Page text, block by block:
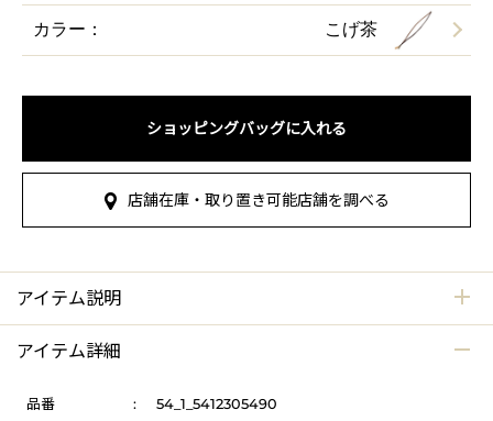
カラー： こげ茶
ショッピングバッグに入れる
店舗在庫・取り置き可能店舗を調べる
アイテム説明
アイテム詳細
品番 :
54_1_5412305490